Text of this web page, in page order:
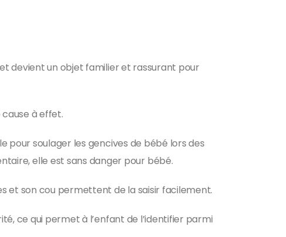
devient un objet familier et rassurant pour
cause à effet.
pour soulager les gencives de bébé lors des
elle est sans danger pour bébé.
et son cou permettent de la saisir facilement.
ce qui permet à l’enfant de l’identifier parmi